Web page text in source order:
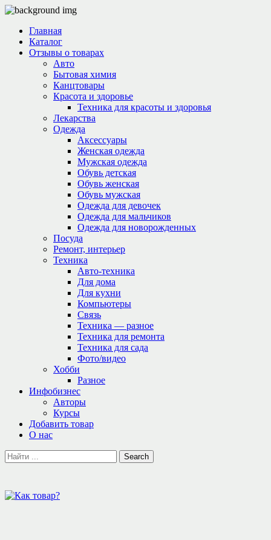
Главная
Каталог
Отзывы о товарах
Авто
Бытовая химия
Канцтовары
Красота и здоровье
Техника для красоты и здоровья
Лекарства
Одежда
Аксессуары
Женская одежда
Мужская одежда
Обувь детская
Обувь женская
Обувь мужская
Одежда для девочек
Одежда для мальчиков
Одежда для новорожденных
Посуда
Ремонт, интерьер
Техника
Авто-техника
Для дома
Для кухни
Компьютеры
Связь
Техника — разное
Техника для ремонта
Техника для сада
Фото/видео
Хобби
Разное
Инфобизнес
Авторы
Курсы
Добавить товар
О нас